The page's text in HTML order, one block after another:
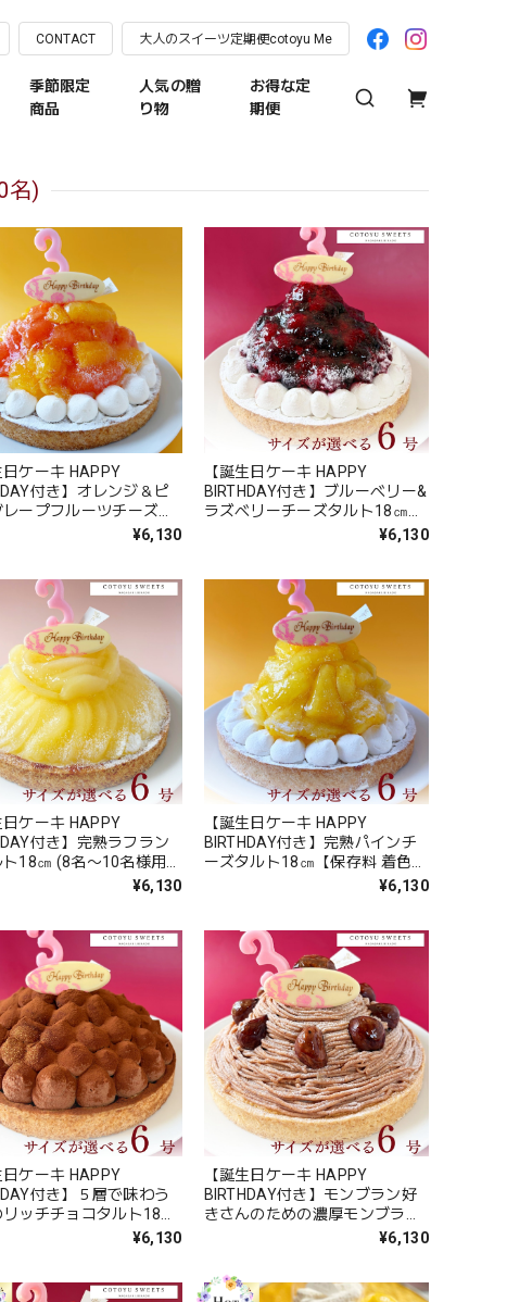
CONTACT 大人のスイーツ定期便cotoyu Me
季節限定
商品
人気の贈
り物
お得な定
期便
名)
日ケーキ HAPPY
付き】オレンジ＆ピ
ープフルーツチーズタ
㎝【保存料 着色料 無添
ーツ お取り寄せ お中元
¥6,130
【誕生日ケーキ HAPPY
BIRTHDAY付き】ブルーベリー&
ラズベリーチーズタルト18㎝
【保存料 着色料 無添加 スイー
¥6,130
日ケーキ HAPPY
付き】完熟ラフラン
ト18㎝ (8名〜10名様用)
料 着色料 無添加 スイー
¥6,130
【誕生日ケーキ HAPPY
BIRTHDAY付き】完熟パインチ
ーズタルト18㎝【保存料 着色料
無添加 スイーツ お取り寄せ お¥6,130
日ケーキ HAPPY
付き】５層で味わう
ッチチョコタルト18㎝
10名様用)【保存料 着色
加 スイーツ お取り寄せ
御中元 夏ギフト 送料無
¥6,130
【誕生日ケーキ HAPPY
BIRTHDAY付き】モンブラン好
きさんのための濃厚モンブラン
チーズタルト18㎝(8名〜10名様
用)【保存料 着色料 無添加 スイ
ーツ お取り寄せ お中元 御中元
夏ギフト 送料無料】
¥6,130